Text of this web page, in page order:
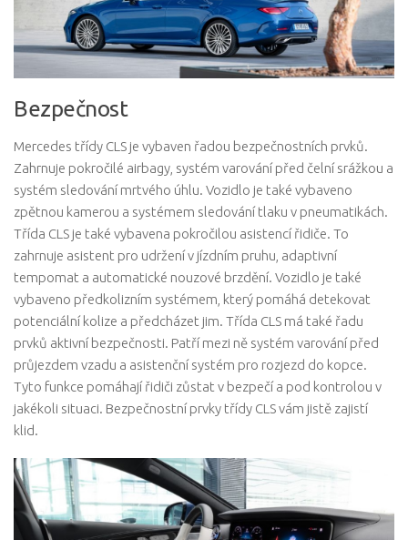
Bezpečnost
Mercedes třídy CLS je vybaven řadou bezpečnostních prvků.
Zahrnuje pokročilé airbagy, systém varování před čelní srážkou a
systém sledování mrtvého úhlu. Vozidlo je také vybaveno
zpětnou kamerou a systémem sledování tlaku v pneumatikách.
Třída CLS je také vybavena pokročilou asistencí řidiče. To
zahrnuje asistent pro udržení v jízdním pruhu, adaptivní
tempomat a automatické nouzové brzdění. Vozidlo je také
vybaveno předkolizním systémem, který pomáhá detekovat
potenciální kolize a předcházet jim. Třída CLS má také řadu
prvků aktivní bezpečnosti. Patří mezi ně systém varování před
průjezdem vzadu a asistenční systém pro rozjezd do kopce.
Tyto funkce pomáhají řidiči zůstat v bezpečí a pod kontrolou v
jakékoli situaci. Bezpečnostní prvky třídy CLS vám jistě zajistí
klid.